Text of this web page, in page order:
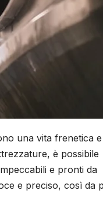
una vita frenetica
è possibile
e pronti da
e preciso, così da